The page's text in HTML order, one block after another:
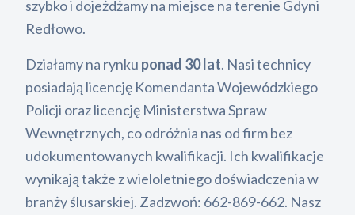
szybko i dojeżdżamy na miejsce na terenie Gdyni
Redłowo.
Działamy na rynku ponad 30 lat. Nasi technicy
posiadają licencję Komendanta Wojewódzkiego
Policji oraz licencję Ministerstwa Spraw
Wewnętrznych, co odróżnia nas od firm bez
udokumentowanych kwalifikacji. Ich kwalifikacje
wynikają także z wieloletniego doświadczenia w
branży ślusarskiej. Zadzwoń: 662-869-662. Nasz